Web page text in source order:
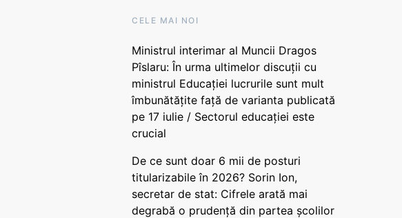
CELE MAI NOI
Ministrul interimar al Muncii Dragos
Pîslaru: În urma ultimelor discuții cu
ministrul Educației lucrurile sunt mult
îmbunătățite față de varianta publicată
pe 17 iulie / Sectorul educației este
crucial
De ce sunt doar 6 mii de posturi
titularizabile în 2026? Sorin Ion,
secretar de stat: Cifrele arată mai
degrabă o prudență din partea școlilor